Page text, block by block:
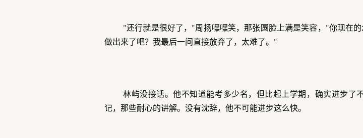
"还行就是很好了，"周扬嘿嘿笑，那张圆脸上满是笑容，"你现在
做出来了吧？我最后一问直接放弃了，太难了。"
林屿没接话。他不知道能考多少名，但比起上学期，确实进步
记，那些耐心的讲解。没有沈辞，他不可能进步这么快。